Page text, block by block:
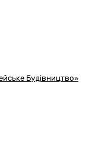
Будівництво»